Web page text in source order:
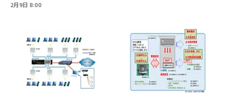
2月9日 8:00